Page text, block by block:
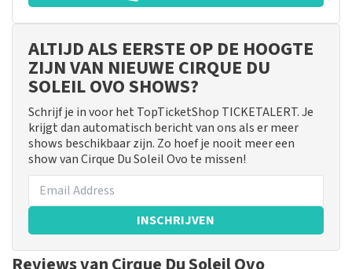
ALTIJD ALS EERSTE OP DE HOOGTE
ZIJN VAN NIEUWE CIRQUE DU
SOLEIL OVO SHOWS?
Schrijf je in voor het TopTicketShop TICKETALERT. Je
krijgt dan automatisch bericht van ons als er meer
shows beschikbaar zijn. Zo hoef je nooit meer een
show van Cirque Du Soleil Ovo te missen!
INSCHRIJVEN